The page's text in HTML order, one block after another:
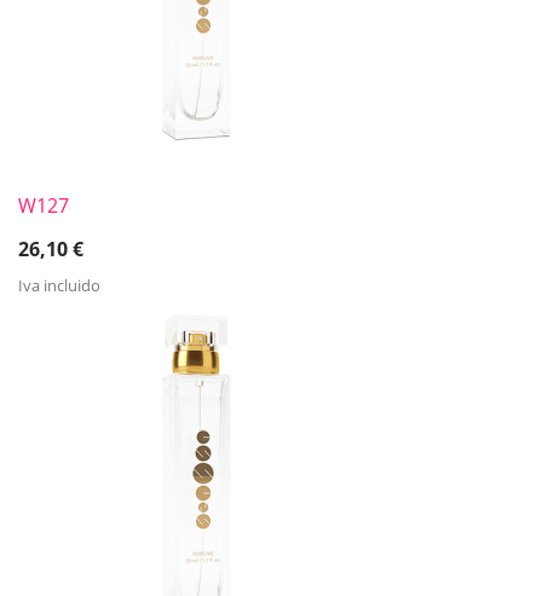
W127
26,10€
Iva incluido